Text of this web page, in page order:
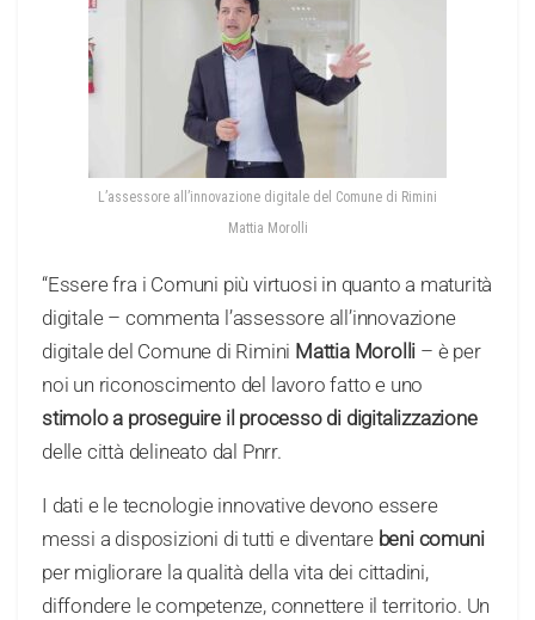
L’assessore all’innovazione digitale del Comune di Rimini
Mattia Morolli
“Essere fra i Comuni più virtuosi in quanto a maturità
digitale – commenta l’assessore all’innovazione
digitale del Comune di Rimini Mattia Morolli – è per
noi un riconoscimento del lavoro fatto e uno
stimolo a proseguire il processo di digitalizzazione
delle città delineato dal Pnrr.
I dati e le tecnologie innovative devono essere
messi a disposizioni di tutti e diventare beni comuni
per migliorare la qualità della vita dei cittadini,
diffondere le competenze, connettere il territorio. Un